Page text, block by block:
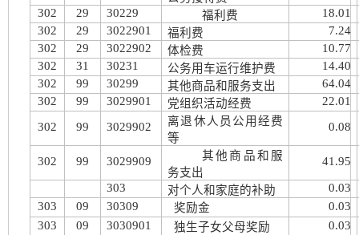
302
29 30229 福利费
18.01
302
29 3022901 福利费
7.24
302
29 3022902 体检费
10.77
302
31 30231 公务用车运行维护费
14.40
302
99 30299 其他商品和服务支出
64.04
302
99 3029901 党组织活动经费
22.01
302
99 3029902
离退休人员公用经费
等
0.08
302 99 3029909
其他商品和服
务支出
41.95
303 对个人和家庭的补助
0.03
303
09 30309 奖励金
0.03
303
09 3030901 独生子女父母奖励 0.03